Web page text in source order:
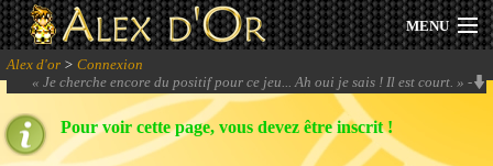
MENU
Actualités
Session 2026
Alex d'or > Connexion
« Je cherche encore du positif pour ce jeu... Ah oui je sais ! Il est court. » -
Pour voir cette page, vous devez être inscrit !